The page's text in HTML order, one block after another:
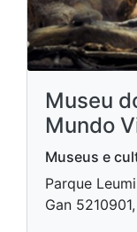
Museu
Mundo
Museus e
Parque
Gan